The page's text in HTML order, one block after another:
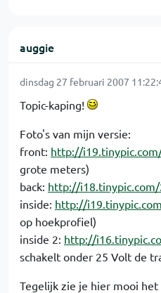
auggie
dinsdag 27 februari 2007
Topic-kaping!
Foto's van mijn versie:
front: http://
grote meters)
back: http://
inside: http://
op hoekprofiel)
inside 2: http://
schakelt onder 25 Volt de
Tegelijk zie je hier mooi